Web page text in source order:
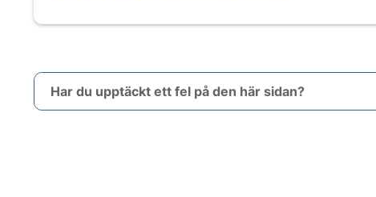
Har du upptäckt ett fel på den här sidan?